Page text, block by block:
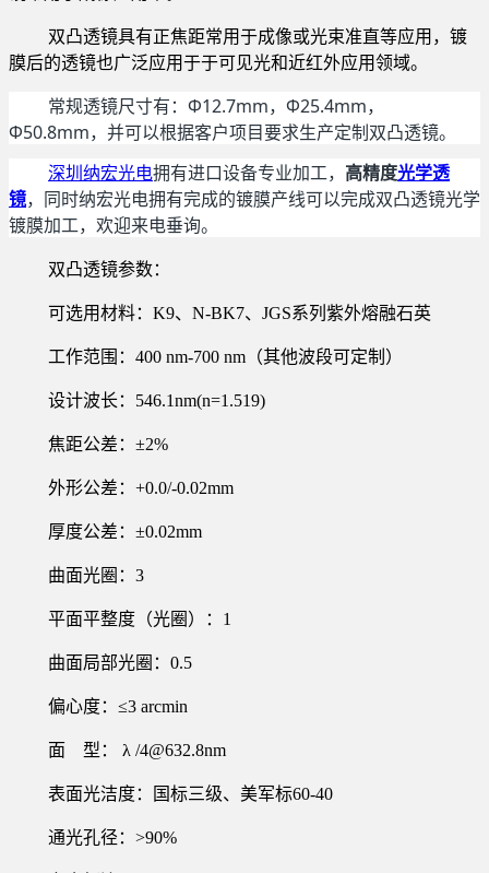
双凸透镜具有正焦距常用于成像或光束准直等应用，镀
膜后的透镜也广泛应用于于可见光和近红外应用领域。
常规透镜尺寸有：Φ12.7mm，Φ25.4mm，
Φ50.8mm，并可以根据客户项目要求生产定制双凸透镜。
深圳纳宏光电拥有进口设备专业加工， 高精度光学透
镜，同时纳宏光电拥有完成的镀膜产线可以完成双凸透镜光学
镀膜加工，欢迎来电垂询。
双凸透镜参数：
可选用材料：K9、N-BK7、JGS系列紫外熔融石英
工作范围：400 nm-700 nm（其他波段可定制）
设计波长：546.1nm(n=1.519)
焦距公差：±2%
外形公差：+0.0/-0.02mm
厚度公差：±0.02mm
曲面光圈：3
平面平整度（光圈）：1
曲面局部光圈：0.5
偏心度：≤3 arcmin
面 型： λ /4@632.8nm
表面光洁度：国标三级、美军标60-40
通光孔径：>90%